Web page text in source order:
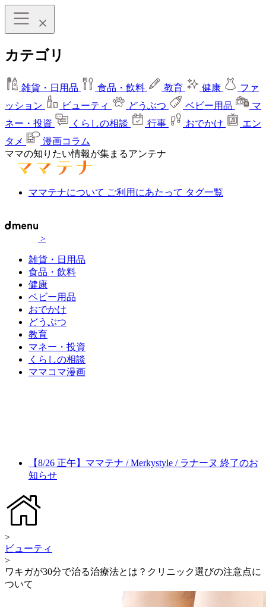
カテゴリ
雑貨・日用品 食品・飲料 教育 健康
ファ
ッション
ビューティ どうぶつ ベビー用品
マ
ネー・投資
くらしの相談 行事 おでかけ
エン
タメ
漫画コラム
ママの知りたい情報が集まるアンテナ
ママテナについて ご利用にあたって タグ一覧
>
雑貨・日用品
食品・飲料
健康
ベビー用品
おでかけ
どうぶつ
教育
マネー・投資
くらしの相談
ママコマ漫画
【8/26 正午】ママテナ / Merkystyle / ラナーヌ 終了のお
知らせ
>
ビューティ
>
ワキガが30分で治る治療法とは？クリニック選びの注意点に
ついて